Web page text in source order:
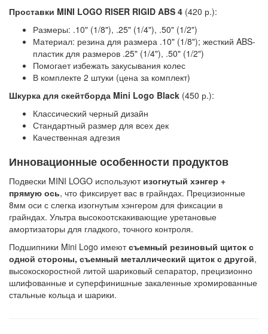
Проставки MINI LOGO RISER RIGID ABS 4 (420 р.):
Размеры: .10" (1/8"), .25" (1/4"), .50" (1/2")
Материал: резина для размера .10" (1/8"); жесткий ABS-
пластик для размеров .25" (1/4"), .50" (1/2")
Помогает избежать закусывания колес
В комплекте 2 штуки (цена за комплект)
Шкурка для скейтборда Mini Logo Black (450 р.):
Классический черный дизайн
Стандартный размер для всех дек
Качественная адгезия
Инновационные особенности продуктов
Подвески MINI LOGO используют изогнутый хэнгер +
прямую ось, что фиксирует вас в грайндах. Прецизионные
8мм оси с слегка изогнутым хэнгером для фиксации в
грайндах. Ультра высокоотскакивающие уретановые
амортизаторы для гладкого, точного контроля.
Подшипники Mini Logo имеютсъемный резиновый щиток с
одной стороны, съемный металлический щиток с другой,
высокоскоростной литой шариковый сепаратор, прецизионно
шлифованные и суперфинишные закаленные хромированные
стальные кольца и шарики.